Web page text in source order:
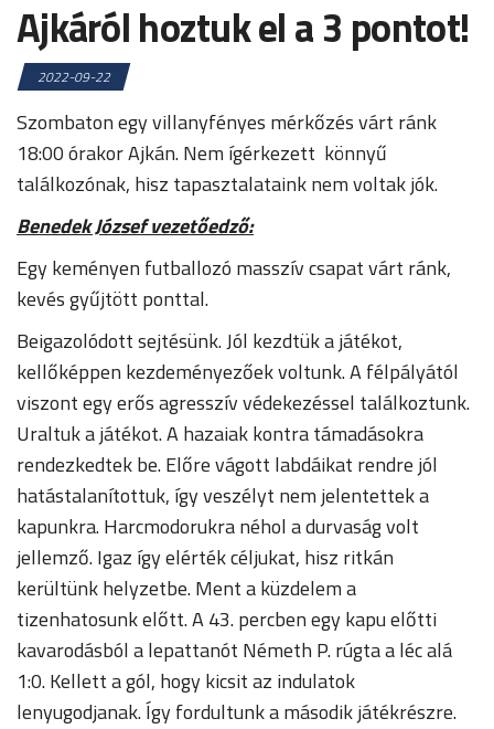
Ajkáról hoztuk el a 3 pontot!
2022-09-22
Szombaton egy villanyfényes mérkőzés várt ránk
18:00 órakor Ajkán. Nem ígérkezett könnyű
találkozónak, hisz tapasztalataink nem voltak jók.
Benedek József vezetőedző:
Egy keményen futballozó masszív csapat várt ránk,
kevés gyűjtött ponttal.
Beigazolódott sejtésünk. Jól kezdtük a játékot,
kellőképpen kezdeményezőek voltunk. A félpályától
viszont egy erős agresszív védekezéssel találkoztunk.
Uraltuk a játékot. A hazaiak kontra támadásokra
rendezkedtek be. Előre vágott labdáikat rendre jól
hatástalanítottuk, így veszélyt nem jelentettek a
kapunkra. Harcmodorukra néhol a durvaság volt
jellemző. Igaz így elérték céljukat, hisz ritkán
kerültünk helyzetbe. Ment a küzdelem a
tizenhatosunk előtt. A 43. percben egy kapu előtti
kavarodásból a lepattanót Németh P. rúgta a léc alá
1:0. Kellett a gól, hogy kicsit az indulatok
lenyugodjanak. Így fordultunk a második játékrészre.